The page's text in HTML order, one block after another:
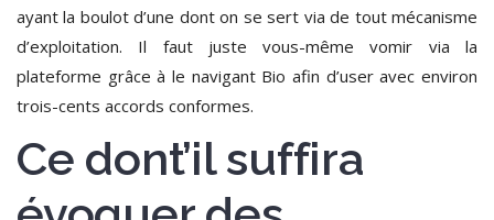
ayant la boulot d’une dont on se sert via de tout mécanisme
d’exploitation. Il faut juste vous-même vomir via la
plateforme grâce à le navigant Bio afin d’user avec environ
trois-cents accords conformes.
Ce dont’il suffira